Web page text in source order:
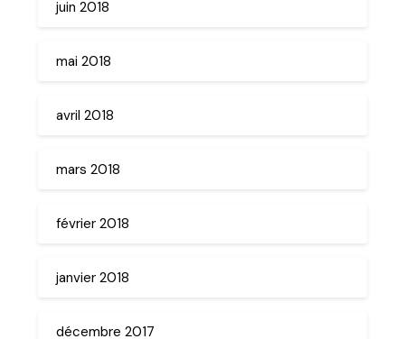
juin 2018
mai 2018
avril 2018
mars 2018
février 2018
janvier 2018
décembre 2017